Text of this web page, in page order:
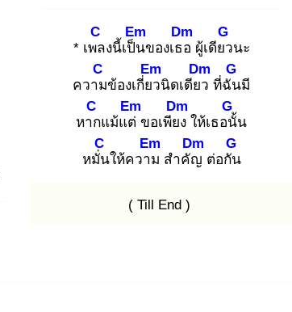
* เพล
C
งนี้เป็น
Em
ของเธอ
Dm
ผู้เดียว
G
นะ
ความ
C
ข้องเกี่ยว
Em
นิดเดียว
Dm
ที่ฉัน
G
มี
หาก
C
แม้แต่
Em
ขอเพียง
Dm
ให้เธอนั้
G
น
หมั่น
C
ให้ความ
Em
สำคัญ
Dm
ต่อกัน
G
( Till End )